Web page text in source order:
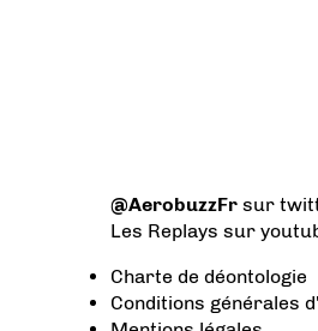
@AerobuzzFr sur
Les Replays sur
Charte de déontologie
Conditions générales